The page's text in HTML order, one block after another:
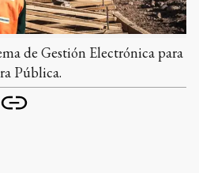
de Gestión Electrónica para
Pública.